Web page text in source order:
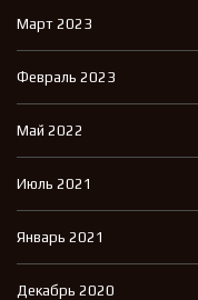
Март 2023
Февраль 2023
Май 2022
Июль 2021
Январь 2021
Декабрь 2020